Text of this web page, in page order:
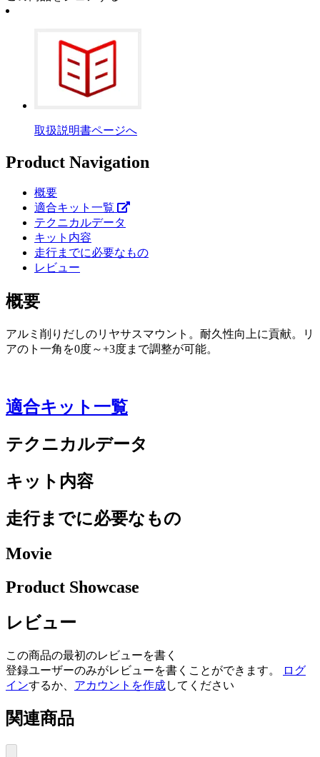
取扱説明書ページへ
Product Navigation
概要
適合キット一覧
テクニカルデータ
キット内容
走行までに必要なもの
レビュー
概要
アルミ削りだしのリヤサスマウント。耐久性向上に貢献。リ
アのト一角を0度～+3度まで調整が可能。
適合キット一覧
テクニカルデータ
キット内容
走行までに必要なもの
Movie
Product Showcase
レビュー
この商品の最初のレビューを書く
登録ユーザーのみがレビューを書くことができます。
ログ
インするか、 アカウントを作成してください
関連商品